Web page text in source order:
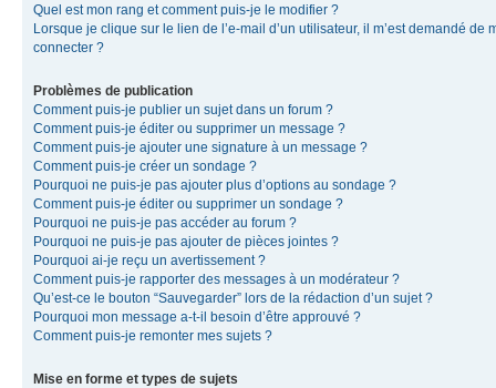
Quel est mon rang et comment puis-je le modifier ?
Lorsque je clique sur le lien de l’e-mail d’un utilisateur, il m’est demandé de
connecter ?
Problèmes de publication
Comment puis-je publier un sujet dans un forum ?
Comment puis-je éditer ou supprimer un message ?
Comment puis-je ajouter une signature à un message ?
Comment puis-je créer un sondage ?
Pourquoi ne puis-je pas ajouter plus d’options au sondage ?
Comment puis-je éditer ou supprimer un sondage ?
Pourquoi ne puis-je pas accéder au forum ?
Pourquoi ne puis-je pas ajouter de pièces jointes ?
Pourquoi ai-je reçu un avertissement ?
Comment puis-je rapporter des messages à un modérateur ?
Qu’est-ce le bouton “Sauvegarder” lors de la rédaction d’un sujet ?
Pourquoi mon message a-t-il besoin d’être approuvé ?
Comment puis-je remonter mes sujets ?
Mise en forme et types de sujets